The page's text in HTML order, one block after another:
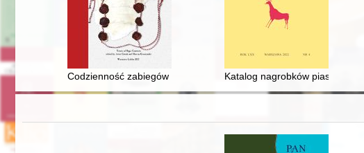
Codzienność zabiegów dyplomatycznych związanych z realizacją
Katalog nagrobków